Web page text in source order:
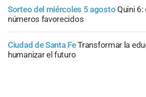
Sorteo del miércoles 5 agosto Quini
números favorecidos
Ciudad de Santa FeTransformar la
humanizar el futuro